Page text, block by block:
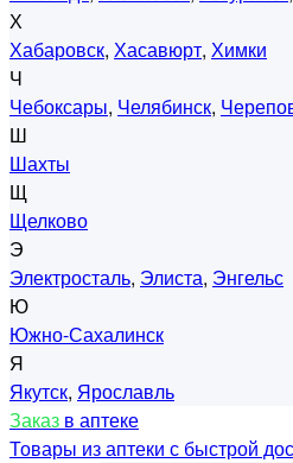
Х
Хабаровск, Хасавюрт, Химки
Ч
Чебоксары, Челябинск,
Ш
Шахты
Щ
Щелково
Э
Электросталь, Элиста, Энгельс
Ю
Южно-Сахалинск
Я
Якутск, Ярославль
Заказ в аптеке
Товары из аптеки с быстрой